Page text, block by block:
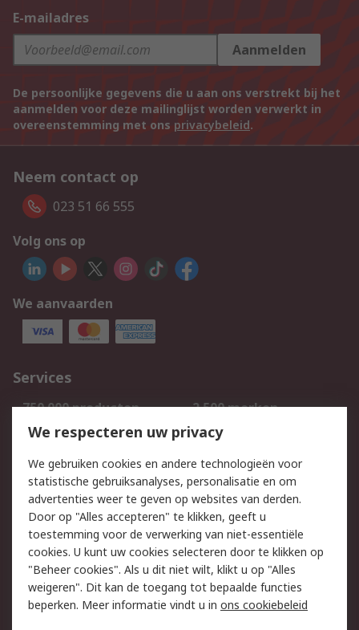
E-mailadres
Aanmelden
De persoonlijke gegevens die u aan ons verstrekt bij het
aanmelden voor deze mailinglijst worden verwerkt in
overeenstemming met ons privacybeleid.
Neem contact op
023 51 66 555
Volg ons op
We aanvaarden
Services
750.000 producten
2.500 merken
Bestellen
Inkoopoplossingen
Track & Trace
Wettelijk
Cookiebeleid
Email veiligheid
Privacybeleid
Websitevoorwaarden
Algemene
verkoopvoorwaarden
We respecteren uw privacy
We gebruiken cookies en andere technologieën voor
statistische gebruiksanalyses, personalisatie en om
advertenties weer te geven op websites van derden.
Door op "Alles accepteren" te klikken, geeft u
toestemming voor de verwerking van niet-essentiële
cookies. U kunt uw cookies selecteren door te klikken op
"Beheer cookies". Als u dit niet wilt, klikt u op "Alles
weigeren". Dit kan de toegang tot bepaalde functies
beperken. Meer informatie vindt u in ons cookiebeleid